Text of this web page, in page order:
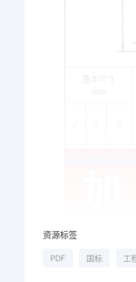
资源标签
PDF 国标 工